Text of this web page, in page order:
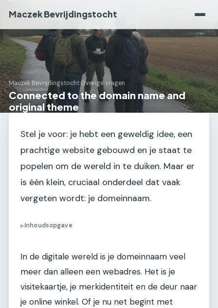
Maczek Bevrijdingstocht
Maczek Bevrijdingstocht›Overige vragen
Connected to the domain name and
original theme
Stel je voor: je hebt een geweldig idee, een
prachtige website gebouwd en je staat te
popelen om de wereld in te duiken. Maar er
is één klein, cruciaal onderdeel dat vaak
vergeten wordt: je domeinnaam.
▶Inhoudsopgave
In de digitale wereld is je domeinnaam veel
meer dan alleen een webadres. Het is je
visitekaartje, je merkidentiteit en de deur naar
je online winkel. Of je nu net begint met